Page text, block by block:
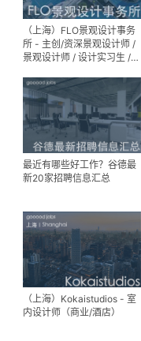
（上海）FLO景观设计事务
所 - 主创/资深景观设计师 /
景观设计师 / 设计实习生 /
设计师
最近有哪些好工作？谷德最
新20家招聘信息汇总
（上海）Kokaistudios - 室
内设计师（商业/酒店）